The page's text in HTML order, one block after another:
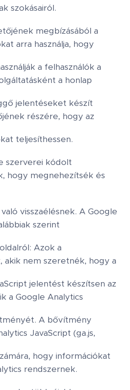
szokásairól.
megbízásából a
arra használja, hogy
a felhasználók a
a honlap
jelentéseket készít
részére, hogy az
teljesíthessen.
szerverei kódolt
hogy megnehezítsék és
visszaélésnek. A Google
szerint
Azok a
akik nem szeretnék, hogy a
jelentést készítsen az
a Google Analytics
A bővítmény
JavaScript (ga.js,
hogy információkat
rendszernek.